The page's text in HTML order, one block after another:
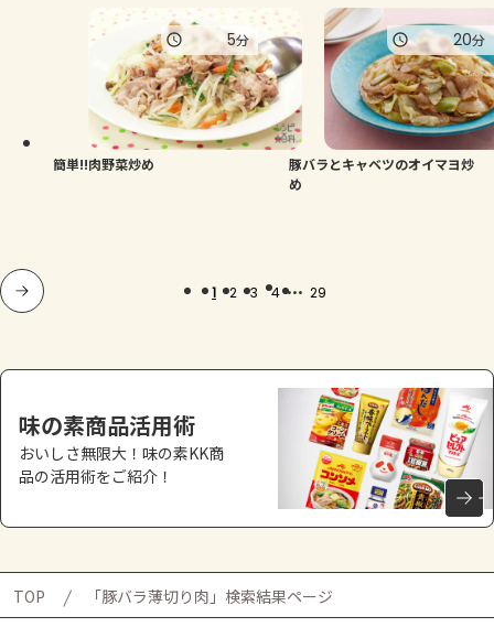
簡単!!肉野菜炒め
5分
豚バラとキャベツのオイマヨ炒
め
20分
1 2 3 4 ... 29
味の素商品活用術
おいしさ無限大！味の素KK商
品の活用術をご紹介！
TOP 「豚バラ薄切り肉」検索結果ページ